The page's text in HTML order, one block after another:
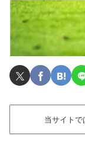
当サイト